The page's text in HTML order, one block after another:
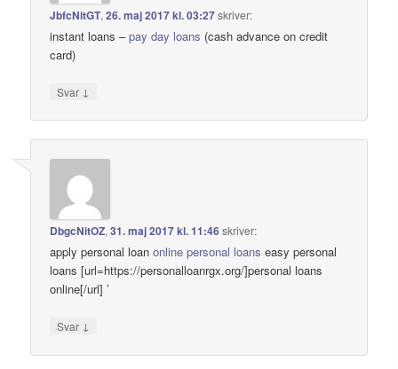
JbfcNitGT,26. maj 2017 kl. 03:27skriver:
instant loans –pay day loans (cash advance on credit
card)
Svar ↓
DbgcNitOZ,31. maj 2017 kl. 11:46skriver:
apply personal loanonline personal loans easy personal
loans [url=https://personalloanrgx.org/]personal loans
online[/url] ’
Svar ↓